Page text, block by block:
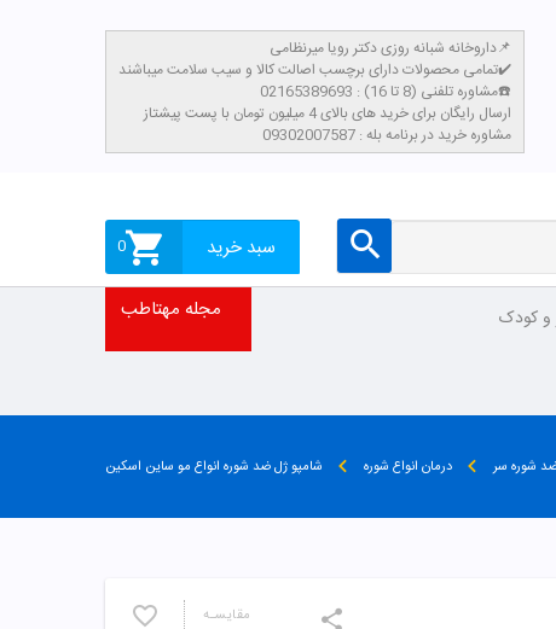
داروخانه شبانه روزی دکتر رویا میرنظامی📌
تمامی محصولات دارای برچسب اصالت کالا و سیب سلامت میباشند✔️
مشاوره تلفنی (8 تا 16) : 02165389693☎️
​ارسال رایگان برای خرید های بالای 4 میلیون تومان با پست پیشتاز
مشاوره خرید در برنامه بله : 09302007587
سبد خرید 0
و کودک مجله مهتاطب
شوره سر درمان انواع شوره شامپو ژل ضد شوره انواع مو ساین اسکین
مقایسـه